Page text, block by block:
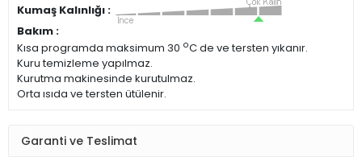
Kumaş Kalınlığı :
Bakım :
Kısa programda maksimum 30 oC de ve tersten yıkanır.
Kuru temizleme yapılmaz.
Kurutma makinesinde kurutulmaz.
Orta ısıda ve tersten ütülenir.
Garanti ve Teslimat